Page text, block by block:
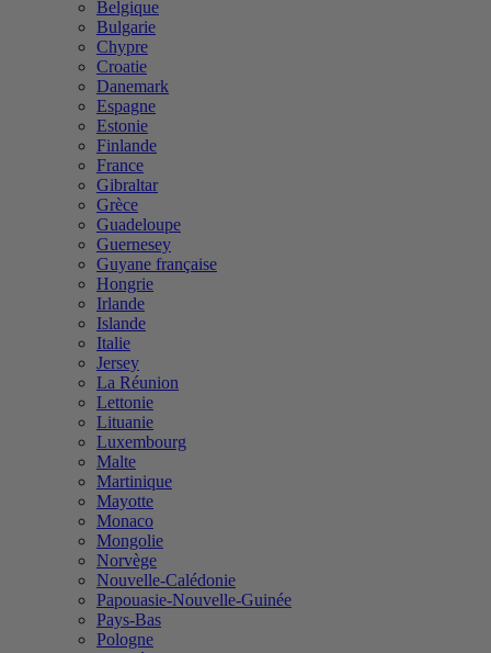
Belgique
Bulgarie
Chypre
Croatie
Danemark
Espagne
Estonie
Finlande
France
Gibraltar
Grèce
Guadeloupe
Guernesey
Guyane française
Hongrie
Irlande
Islande
Italie
Jersey
La Réunion
Lettonie
Lituanie
Luxembourg
Malte
Martinique
Mayotte
Monaco
Mongolie
Norvège
Nouvelle-Calédonie
Papouasie-Nouvelle-Guinée
Pays-Bas
Pologne